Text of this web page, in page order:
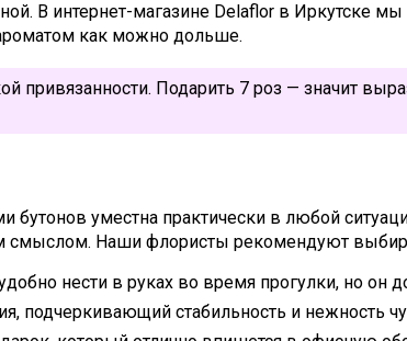
В интернет-магазине Delaflor в Иркутске
как можно дольше.
привязанности. Подарить 7 роз — значит
бутонов уместна практически в любой
смыслом. Наши флористы рекомендуют
нести в руках во время прогулки, но он
подчеркивающий стабильность и нежность